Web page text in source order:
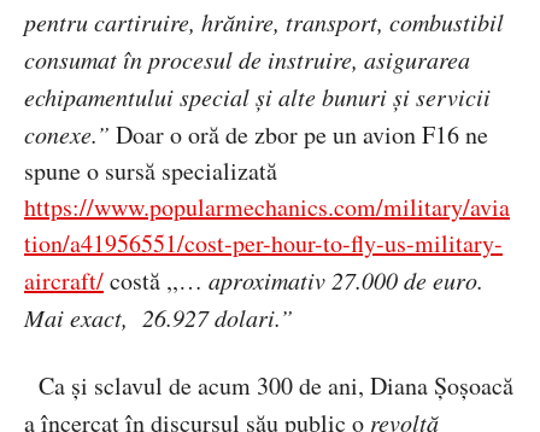
pentru cartiruire, hrănire, transport, combustibil
consumat în procesul de instruire, asigurarea
echipamentului special şi alte bunuri şi servicii
conexe.” Doar o oră de zbor pe un avion F16 ne
spune o sursă specializată
https://www.popularmechanics.com/military/avia
tion/a41956551/cost-per-hour-to-fly-us-military-
aircraft/costă ,,… aproximativ 27.000 de euro.
Mai exact, 26.927 dolari.”
Ca și sclavul de acum 300 de ani, Diana Șoșoacă
a încercat în discursul său public o revoltă